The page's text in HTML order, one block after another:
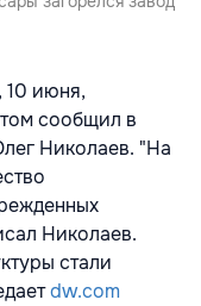
10 июня,
сообщил в
Николаев. "На
Николаев.
стали
dw.com